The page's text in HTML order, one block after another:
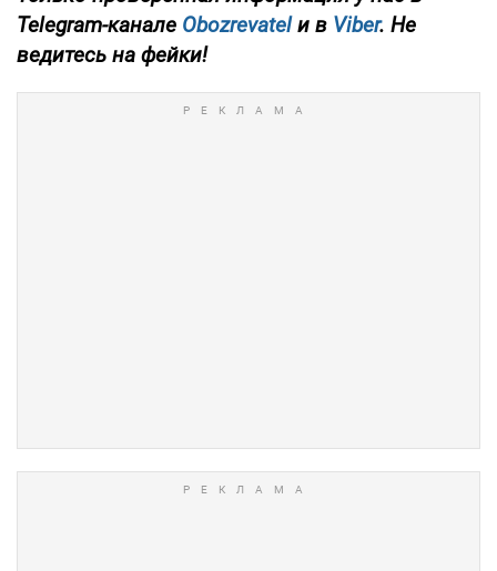
Telegram-канале Obozrevatelи в Viber. Не
ведитесь на фейки!